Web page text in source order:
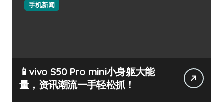
手机新闻
📱vivo S50 Pro mini小身躯大能
量，资讯潮流一手轻松抓！